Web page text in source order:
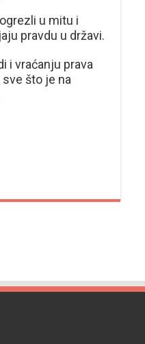
u mitu i
pravdu u državi.
i vraćanju prava
sve što je na